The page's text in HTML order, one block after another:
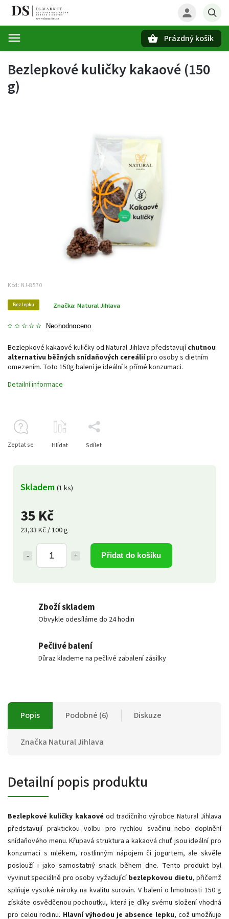
Prázdný košík
Bezlepkové kuličky kakaové (150
g)
Kód: NJ-8570
Bez lepku
Neohodnoceno
Značka: Natural Jihlava
35 Kč
23,33 Kč / 100 g
Přidat do košíku
Skladem (1 ks)
Bezlepkové kakaové kuličky od Natural Jihlava představujíchutnou
alternativu běžných snídaňových cereáliípro osoby s dietním
omezením. Toto 150g balení je ideální k přímé konzumaci.
Detailní informace
Zeptat se Hlídat Sdílet
Zboží skladem
Obvykle odesíláme do 24 hodin
Pečlivé balení
Důraz klademe na pečlivé zabalení zásilky
Popis Podobné (6) Diskuze
Značka Natural Jihlava
Detailní popis produktu
Bezlepkové kuličky kakaové od tradičního výrobce Natural Jihlava
představují praktickou volbu pro rychlou svačinu nebo doplnění
snídaňového menu. Křupavá struktura a kakaová chuť jsou ideální pro
konzumaci s mlékem, rostlinným nápojem či jogurtem, ale skvěle
poslouží i jako samostatný snack během dne. Tento produkt byl
vyvinut speciálně pro osoby vyžadujícíbezlepkovou dietu, přičemž
splňuje vysoké nároky na kvalitu surovin. V balení o hmotnosti 150 g
získáte osvědčenou pochoutku, která je díky svému složení vhodná
pro celou rodinu. Hlavní výhodou je absence lepku, což umožňuje